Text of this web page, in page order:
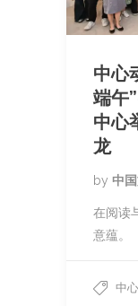
中心
端午
中心
龙
by 中
在阅读
意蕴。
中